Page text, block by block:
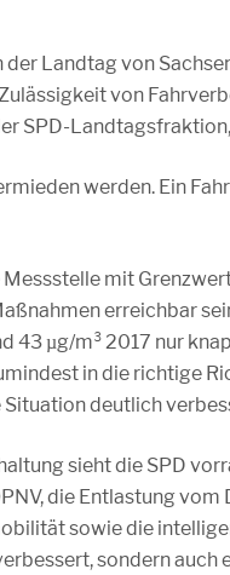
Landtag von
von
SPD-Landtagsfraktion,
werden. Ein
mit
erreichbar
43 µg/m³ 2017 nur
in die richtige
deutlich
sieht die SPD
die Entlastung
sowie die
sondern